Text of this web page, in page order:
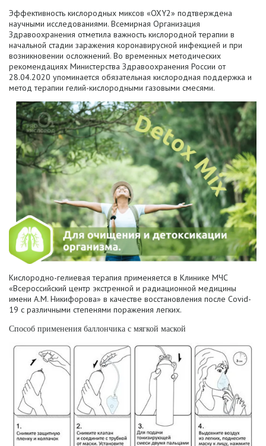
Эффективность кислородных миксов «OXY2» подтверждена
научными исследованиями. Всемирная Организация
Здравоохранения отметила важность кислородной терапии в
начальной стадии заражения коронавирусной инфекцией и при
возникновении осложнений. Во временных методических
рекомендациях Министерства Здравоохранения России от
28.04.2020 упоминается обязательная кислородная поддержка и
метод терапии гелий-кислородными газовыми смесями.
Кислородно-гелиевая терапия применяется в Клинике МЧС
«Всероссийский центр экстренной и радиационной медицины
имени А.М. Никифорова» в качестве восстановления после Covid-
19 с различными степенями поражения легких.
Способ применения баллончика с мягкой маской